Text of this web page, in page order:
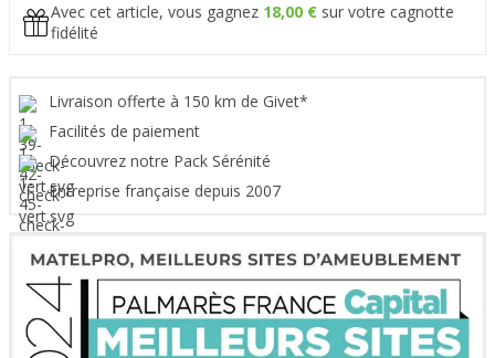
Avec cet article, vous gagnez 18,00 € sur votre cagnotte
fidélité
Livraison offerte à 150 km de Givet*
Facilités de paiement
Découvrez notre Pack Sérénité
Entreprise française depuis 2007